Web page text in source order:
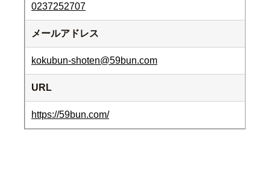
0237252707
メールアドレス
kokubun-shoten@59bun.com
URL
https://59bun.com/